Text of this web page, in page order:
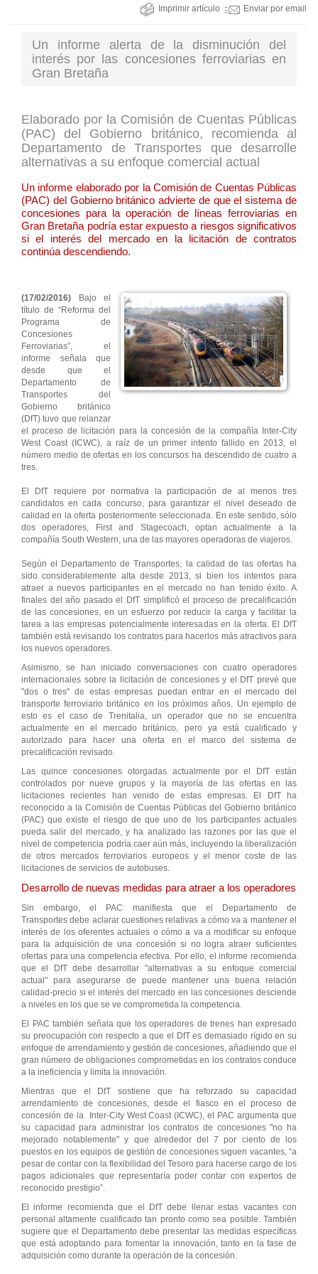
Imprimir artículo Enviar por email
Un informe alerta de la disminución del
interés por las concesiones ferroviarias en
Gran Bretaña
Elaborado por la Comisión de Cuentas Públicas
(PAC) del Gobierno británico, recomienda al
Departamento de Transportes que desarrolle
alternativas a su enfoque comercial actual
Un informe elaborado por la Comisión de Cuentas Públicas
(PAC) del Gobierno británico advierte de que el sistema de
concesiones para la operación de líneas ferroviarias en
Gran Bretaña podría estar expuesto a riesgos significativos
si el interés del mercado en la licitación de contratos
continúa descendiendo.
(17/02/2016)
Bajo el
título de “Reforma del
Programa de
Concesiones
Ferroviarias”, el
informe señala que
desde que el
Departamento de
Transportes del
Gobierno británico
(DfT) tuvo que relanzar
el proceso de licitación para la concesión de la compañía Inter-City
West Coast (ICWC), a raíz de un primer intento fallido en 2013, el
número medio de ofertas en los concursos ha descendido de cuatro a
tres.
El DfT requiere por normativa la participación de al menos tres
candidatos en cada concurso, para garantizar el nivel deseado de
calidad en la oferta posteriormente seleccionada. En este sentido, sólo
dos operadores, First and Stagecoach, optan actualmente a la
compañía South Western, una de las mayores operadoras de viajeros.
Según el Departamento de Transportes, la calidad de las ofertas ha
sido considerablemente alta desde 2013, si bien los intentos para
atraer a nuevos participantes en el mercado no han tenido éxito. A
finales del año pasado el DfT simplificó el proceso de precalificación
de las concesiones, en un esfuerzo por reducir la carga y facilitar la
tarea a las empresas potencialmente interesadas en la oferta. El DfT
también está revisando los contratos para hacerlos más atractivos para
los nuevos operadores.
Asimismo, se han iniciado conversaciones con cuatro operadores
internacionales sobre la licitación de concesiones y el DfT prevé que
"dos o tres" de estas empresas puedan entrar en el mercado del
transporte ferroviario británico en los próximos años. Un ejemplo de
esto es el caso de Trenitalia, un operador que no se encuentra
actualmente en el mercado británico, pero ya está cualificado y
autorizado para hacer una oferta en el marco del sistema de
precalificación revisado.
Las quince concesiones otorgadas actualmente por el DfT están
controlados por nueve grupos y la mayoría de las ofertas en las
licitaciones recientes han venido de estas empresas. El DfT ha
reconocido a la Comisión de Cuentas Públicas del Gobierno británico
(PAC) que existe el riesgo de que uno de los participantes actuales
pueda salir del mercado, y ha analizado las razones por las que el
nivel de competencia podría caer aún más, incluyendo la liberalización
de otros mercados ferroviarios europeos y el menor coste de las
licitaciones de servicios de autobuses.
Desarrollo de nuevas medidas para atraer a los operadores
Sin embargo, el PAC manifiesta que el Departamento de
Transportes debe aclarar cuestiones relativas a cómo va a mantener el
interés de los oferentes actuales o cómo a va a modificar su enfoque
para la adquisición de una concesión si no logra atraer suficientes
ofertas para una competencia efectiva. Por ello, el informe recomienda
que el DfT debe desarrollar "alternativas a su enfoque comercial
actual" para asegurarse de puede mantener una buena relación
calidad-precio si el interés del mercado en las concesiones desciende
a niveles en los que se ve comprometida la competencia.
El PAC también señala que los operadores de trenes han expresado
su preocupación con respecto a que el DfT es demasiado rígido en su
enfoque de arrendamiento y gestión de concesiones, añadiendo que el
gran número de obligaciones comprometidas en los contratos conduce
a la ineficiencia y limita la innovación.
Mientras que el DfT sostiene que ha reforzado su capacidad
arrendamiento de concesiones, desde el fiasco en el proceso de
concesión de la Inter-City West Coast (ICWC), el PAC argumenta que
su capacidad para administrar los contratos de concesiones "no ha
mejorado notablemente" y que alrededor del 7 por ciento de los
puestos en los equipos de gestión de concesiones siguen vacantes, “a
pesar de contar con la flexibilidad del Tesoro para hacerse cargo de los
pagos adicionales que representaría poder contar con expertos de
reconocido prestigio”.
El informe recomienda que el DfT debe llenar estas vacantes con
personal altamente cualificado tan pronto como sea posible. También
sugiere que el Departamento debe presentar las medidas específicas
que está adoptando para fomentar la innovación, tanto en la fase de
adquisición como durante la operación de la concesión.